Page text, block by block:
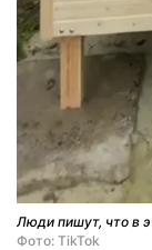
Люди пишут, что в
Фото: TikTok